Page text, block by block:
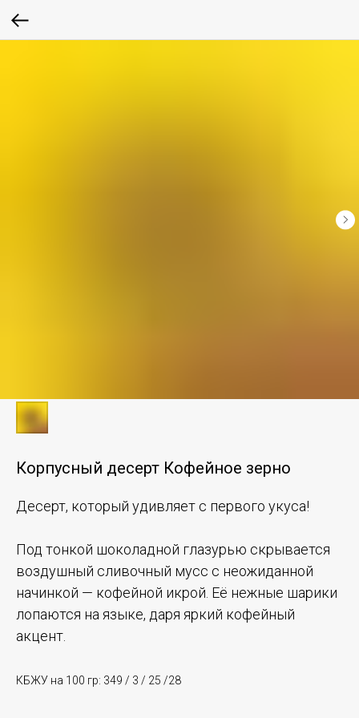
Корпусный десерт Кофейное зерно
Десерт, который удивляет с первого укуса!
Под тонкой шоколадной глазурью скрывается
воздушный сливочный мусс с неожиданной
начинкой — кофейной икрой. Её нежные шарики
лопаются на языке, даря яркий кофейный
акцент.
КБЖУ на 100 гр: 349 / 3 / 25 /28